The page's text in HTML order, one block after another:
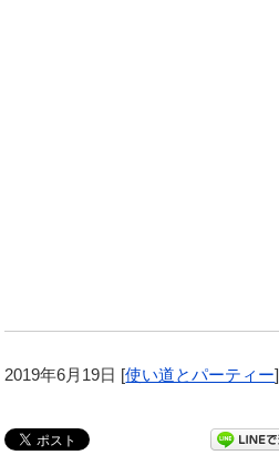
2019年6月19日 [使い道とパーティー]